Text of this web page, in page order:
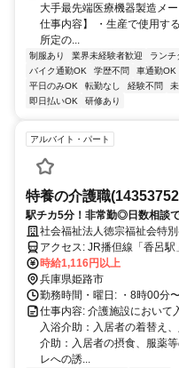
大手最先端医療機器製造メ
仕事内容】 ・生産で使用す
所定の...
制服あり 業界未経験者歓迎 ランチ
バイク通勤OK
学歴不問 車通勤OK
平日のみOK
転勤なし 経験不問
即日払いOK
研修あり
アルバイト・パート
特養の介護職
駅チカ5分！非常勤◎日数相談
社会福祉法人徳宗福祉会特
アクセス: JR播但線「
時給1,116円以上
兵庫県姫路市
勤務時間・曜日: ・8時00分
仕事内容: 介護施設におい
入浴介助：入居者の着替え
介助：入居者の摂食、服薬
レへの誘...